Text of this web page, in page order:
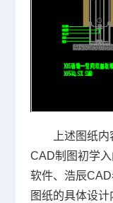
上述图纸内
CAD制图初学
软件、浩辰
图纸的具体设